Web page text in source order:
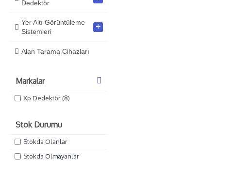
Dedektör
Yer Altı Görüntüleme
Sistemleri
+
Alan Tarama Cihazları
Markalar
Xp Dedektör (8)
Stok Durumu
Stokda Olanlar
Stokda Olmayanlar